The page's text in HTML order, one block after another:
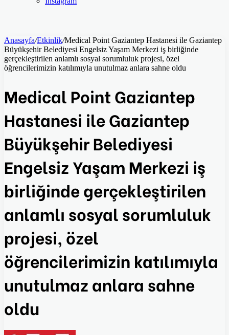
Anasayfa/Etkinlik/Medical Point Gaziantep Hastanesi ile Gaziantep
Büyükşehir Belediyesi Engelsiz Yaşam Merkezi iş birliğinde
gerçekleştirilen anlamlı sosyal sorumluluk projesi, özel
öğrencilerimizin katılımıyla unutulmaz anlara sahne oldu
Medical Point Gaziantep
Hastanesi ile Gaziantep
Büyükşehir Belediyesi
Engelsiz Yaşam Merkezi iş
birliğinde gerçekleştirilen
anlamlı sosyal sorumluluk
projesi, özel
öğrencilerimizin katılımıyla
unutulmaz anlara sahne
oldu